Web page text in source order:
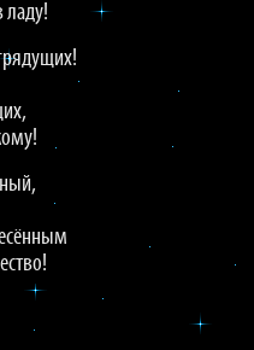
ладу!